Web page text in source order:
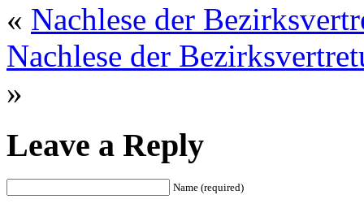
« Nachlese der
Nachlese der
»
Leave a Reply
Name (required)